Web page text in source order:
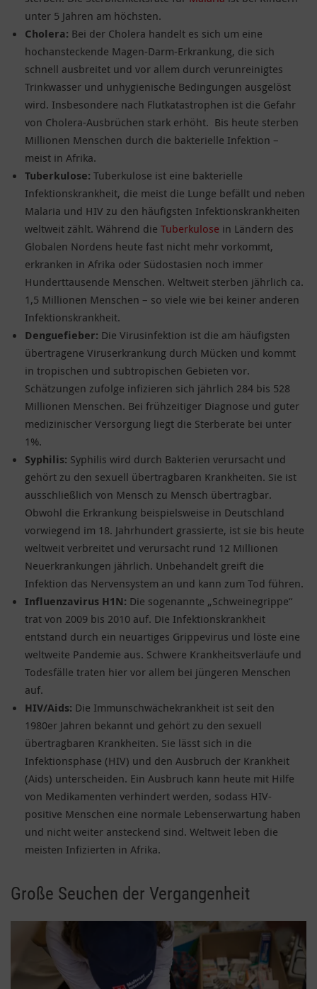
unter 5 Jahren am höchsten.
Cholera: Bei der Cholera handelt es sich um eine
hochansteckende Magen-Darm-Erkrankung, die sich
schnell ausbreitet und vor allem durch verunreinigtes
Trinkwasser und unhygienische Bedingungen ausgelöst
wird. Insbesondere nach Flutkatastrophen ist die Gefahr
von Cholera-Ausbrüchen stark erhöht. Bis heute sterben
Millionen Menschen durch die bakterielle Infektion –
meist in Afrika.
Tuberkulose: Tuberkulose ist eine bakterielle
Infektionskrankheit, die meist die Lunge befällt und neben
Malaria und HIV zu den häufigsten Infektionskrankheiten
weltweit zählt. Während die Tuberkulose in Ländern des
Globalen Nordens heute fast nicht mehr vorkommt,
erkranken in Afrika oder Südostasien noch immer
Hunderttausende Menschen. Weltweit sterben jährlich ca.
1,5 Millionen Menschen – so viele wie bei keiner anderen
Infektionskrankheit.
Denguefieber: Die Virusinfektion ist die am häufigsten
übertragene Viruserkrankung durch Mücken und kommt
in tropischen und subtropischen Gebieten vor.
Schätzungen zufolge infizieren sich jährlich 284 bis 528
Millionen Menschen. Bei frühzeitiger Diagnose und guter
medizinischer Versorgung liegt die Sterberate bei unter
1%.
Syphilis: Syphilis wird durch Bakterien verursacht und
gehört zu den sexuell übertragbaren Krankheiten. Sie ist
ausschließlich von Mensch zu Mensch übertragbar.
Obwohl die Erkrankung beispielsweise in Deutschland
vorwiegend im 18. Jahrhundert grassierte, ist sie bis heute
weltweit verbreitet und verursacht rund 12 Millionen
Neuerkrankungen jährlich. Unbehandelt greift die
Infektion das Nervensystem an und kann zum Tod führen.
Influenzavirus H1N: Die sogenannte „Schweinegrippe“
trat von 2009 bis 2010 auf. Die Infektionskrankheit
entstand durch ein neuartiges Grippevirus und löste eine
weltweite Pandemie aus. Schwere Krankheitsverläufe und
Todesfälle traten hier vor allem bei jüngeren Menschen
auf.
HIV/Aids: Die Immunschwächekrankheit ist seit den
1980er Jahren bekannt und gehört zu den sexuell
übertragbaren Krankheiten. Sie lässt sich in die
Infektionsphase (HIV) und den Ausbruch der Krankheit
(Aids) unterscheiden. Ein Ausbruch kann heute mit Hilfe
von Medikamenten verhindert werden, sodass HIV-
positive Menschen eine normale Lebenserwartung haben
und nicht weiter ansteckend sind. Weltweit leben die
meisten Infizierten in Afrika.
Große Seuchen der Vergangenheit